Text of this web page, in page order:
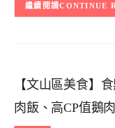
CONTINUE
【文山區美食】
肉飯、高CP值鵝